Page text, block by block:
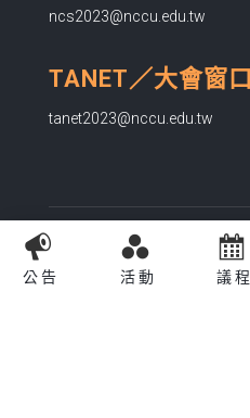
ncs2023@nccu.edu.tw
TANET／大會窗口
tanet2023@nccu.edu.tw
www.nccu.edu.tw
公告 活動 議程